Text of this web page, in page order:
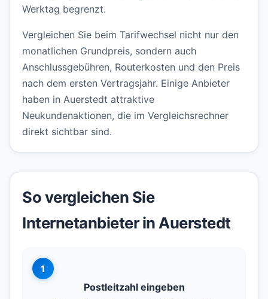
Werktag begrenzt.
Vergleichen Sie beim Tarifwechsel nicht nur den
monatlichen Grundpreis, sondern auch
Anschlussgebühren, Routerkosten und den Preis
nach dem ersten Vertragsjahr. Einige Anbieter
haben in Auerstedt attraktive
Neukundenaktionen, die im Vergleichsrechner
direkt sichtbar sind.
So vergleichen Sie
Internetanbieter in Auerstedt
1
Postleitzahl eingeben